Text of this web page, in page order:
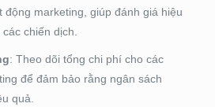
động marketing, giúp đánh giá hiệu
chiến dịch.
: Theo dõi tổng chi phí cho các
để đảm bảo rằng ngân sách
quả.